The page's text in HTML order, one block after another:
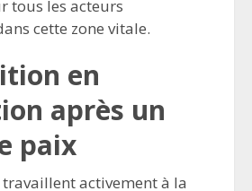
tous les acteurs
cette zone vitale.
en
après un
paix
activement à la